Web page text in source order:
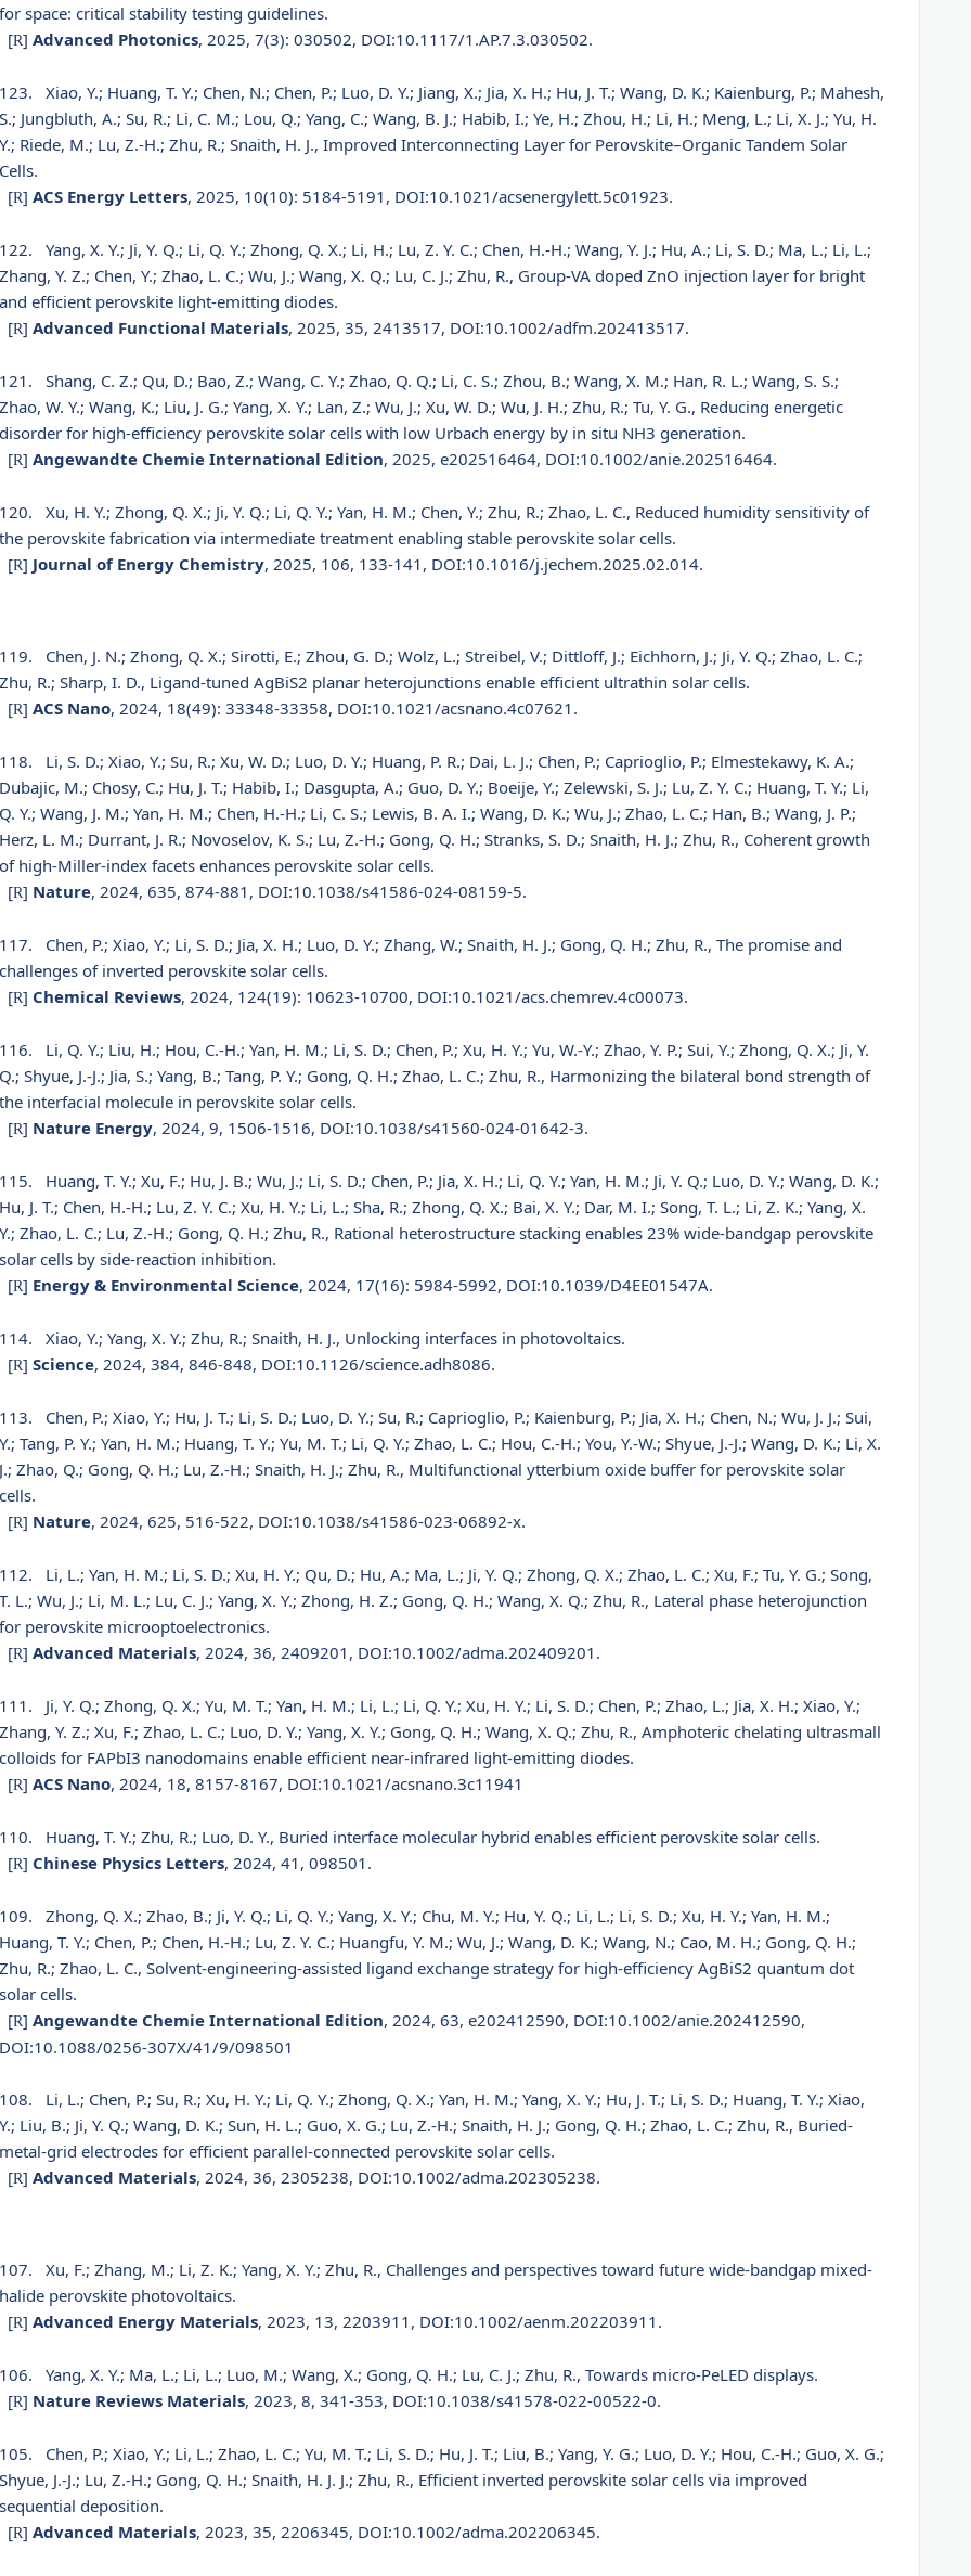
for space: critical stability testing guidelines.
[R] Advanced Photonics, 2025, 7(3): 030502, DOI:10.1117/1.AP.7.3.030502.
123.
Xiao, Y.; Huang, T. Y.; Chen, N.; Chen, P.; Luo, D. Y.; Jiang, X.; Jia, X. H.; Hu, J. T.; Wang, D. K.; Kaienburg, P.; Mahesh,
S.; Jungbluth, A.; Su, R.; Li, C. M.; Lou, Q.; Yang, C.; Wang, B. J.; Habib, I.; Ye, H.; Zhou, H.; Li, H.; Meng, L.; Li, X. J.; Yu, H.
Y.; Riede, M.; Lu, Z.-H.; Zhu, R.; Snaith, H. J., Improved Interconnecting Layer for Perovskite–Organic Tandem Solar
Cells.
[R] ACS Energy Letters, 2025, 10(10): 5184-5191, DOI:10.1021/acsenergylett.5c01923.
122.
Yang, X. Y.; Ji, Y. Q.; Li, Q. Y.; Zhong, Q. X.; Li, H.; Lu, Z. Y. C.; Chen, H.-H.; Wang, Y. J.; Hu, A.; Li, S. D.; Ma, L.; Li, L.;
Zhang, Y. Z.; Chen, Y.; Zhao, L. C.; Wu, J.; Wang, X. Q.; Lu, C. J.; Zhu, R., Group-VA doped ZnO injection layer for bright
and efficient perovskite light-emitting diodes.
[R] Advanced Functional Materials, 2025, 35, 2413517, DOI:10.1002/adfm.202413517.
121.
Shang, C. Z.; Qu, D.; Bao, Z.; Wang, C. Y.; Zhao, Q. Q.; Li, C. S.; Zhou, B.; Wang, X. M.; Han, R. L.; Wang, S. S.;
Zhao, W. Y.; Wang, K.; Liu, J. G.; Yang, X. Y.; Lan, Z.; Wu, J.; Xu, W. D.; Wu, J. H.; Zhu, R.; Tu, Y. G., Reducing energetic
disorder for high-efficiency perovskite solar cells with low Urbach energy by in situ NH3 generation.
[R] Angewandte Chemie International Edition, 2025, e202516464, DOI:10.1002/anie.202516464.
120.
Xu, H. Y.; Zhong, Q. X.; Ji, Y. Q.; Li, Q. Y.; Yan, H. M.; Chen, Y.; Zhu, R.; Zhao, L. C., Reduced humidity sensitivity of
the perovskite fabrication via intermediate treatment enabling stable perovskite solar cells.
[R] Journal of Energy Chemistry, 2025, 106, 133-141, DOI:10.1016/j.jechem.2025.02.014.
119.
Chen, J. N.; Zhong, Q. X.; Sirotti, E.; Zhou, G. D.; Wolz, L.; Streibel, V.; Dittloff, J.; Eichhorn, J.; Ji, Y. Q.; Zhao, L. C.;
Zhu, R.; Sharp, I. D., Ligand-tuned AgBiS2 planar heterojunctions enable efficient ultrathin solar cells.
[R] ACS Nano, 2024, 18(49): 33348-33358, DOI:10.1021/acsnano.4c07621.
118.
Li, S. D.; Xiao, Y.; Su, R.; Xu, W. D.; Luo, D. Y.; Huang, P. R.; Dai, L. J.; Chen, P.; Caprioglio, P.; Elmestekawy, K. A.;
Dubajic, M.; Chosy, C.; Hu, J. T.; Habib, I.; Dasgupta, A.; Guo, D. Y.; Boeije, Y.; Zelewski, S. J.; Lu, Z. Y. C.; Huang, T. Y.; Li,
Q. Y.; Wang, J. M.; Yan, H. M.; Chen, H.-H.; Li, C. S.; Lewis, B. A. I.; Wang, D. K.; Wu, J.; Zhao, L. C.; Han, B.; Wang, J. P.;
Herz, L. M.; Durrant, J. R.; Novoselov, K. S.; Lu, Z.-H.; Gong, Q. H.; Stranks, S. D.; Snaith, H. J.; Zhu, R., Coherent growth
of high-Miller-index facets enhances perovskite solar cells.
[R] Nature, 2024, 635, 874-881, DOI:10.1038/s41586-024-08159-5.
117.
Chen, P.; Xiao, Y.; Li, S. D.; Jia, X. H.; Luo, D. Y.; Zhang, W.; Snaith, H. J.; Gong, Q. H.; Zhu, R., The promise and
challenges of inverted perovskite solar cells.
[R] Chemical Reviews, 2024, 124(19): 10623-10700, DOI:10.1021/acs.chemrev.4c00073.
116.
Li, Q. Y.; Liu, H.; Hou, C.-H.; Yan, H. M.; Li, S. D.; Chen, P.; Xu, H. Y.; Yu, W.-Y.; Zhao, Y. P.; Sui, Y.; Zhong, Q. X.; Ji, Y.
Q.; Shyue, J.-J.; Jia, S.; Yang, B.; Tang, P. Y.; Gong, Q. H.; Zhao, L. C.; Zhu, R., Harmonizing the bilateral bond strength of
the interfacial molecule in perovskite solar cells.
[R] Nature Energy, 2024, 9, 1506-1516, DOI:10.1038/s41560-024-01642-3.
115.
Huang, T. Y.; Xu, F.; Hu, J. B.; Wu, J.; Li, S. D.; Chen, P.; Jia, X. H.; Li, Q. Y.; Yan, H. M.; Ji, Y. Q.; Luo, D. Y.; Wang, D. K.;
Hu, J. T.; Chen, H.-H.; Lu, Z. Y. C.; Xu, H. Y.; Li, L.; Sha, R.; Zhong, Q. X.; Bai, X. Y.; Dar, M. I.; Song, T. L.; Li, Z. K.; Yang, X.
Y.; Zhao, L. C.; Lu, Z.-H.; Gong, Q. H.; Zhu, R., Rational heterostructure stacking enables 23% wide-bandgap perovskite
solar cells by side-reaction inhibition.
[R] Energy & Environmental Science, 2024, 17(16): 5984-5992, DOI:10.1039/D4EE01547A.
114.
Xiao, Y.; Yang, X. Y.; Zhu, R.; Snaith, H. J., Unlocking interfaces in photovoltaics.
[R] Science, 2024, 384, 846-848, DOI:10.1126/science.adh8086.
113.
Chen, P.; Xiao, Y.; Hu, J. T.; Li, S. D.; Luo, D. Y.; Su, R.; Caprioglio, P.; Kaienburg, P.; Jia, X. H.; Chen, N.; Wu, J. J.; Sui,
Y.; Tang, P. Y.; Yan, H. M.; Huang, T. Y.; Yu, M. T.; Li, Q. Y.; Zhao, L. C.; Hou, C.-H.; You, Y.-W.; Shyue, J.-J.; Wang, D. K.; Li, X.
J.; Zhao, Q.; Gong, Q. H.; Lu, Z.-H.; Snaith, H. J.; Zhu, R., Multifunctional ytterbium oxide buffer for perovskite solar
cells.
[R] Nature, 2024, 625, 516-522, DOI:10.1038/s41586-023-06892-x.
112.
Li, L.; Yan, H. M.; Li, S. D.; Xu, H. Y.; Qu, D.; Hu, A.; Ma, L.; Ji, Y. Q.; Zhong, Q. X.; Zhao, L. C.; Xu, F.; Tu, Y. G.; Song,
T. L.; Wu, J.; Li, M. L.; Lu, C. J.; Yang, X. Y.; Zhong, H. Z.; Gong, Q. H.; Wang, X. Q.; Zhu, R., Lateral phase heterojunction
for perovskite microoptoelectronics.
[R] Advanced Materials, 2024, 36, 2409201, DOI:10.1002/adma.202409201.
111.
Ji, Y. Q.; Zhong, Q. X.; Yu, M. T.; Yan, H. M.; Li, L.; Li, Q. Y.; Xu, H. Y.; Li, S. D.; Chen, P.; Zhao, L.; Jia, X. H.; Xiao, Y.;
Zhang, Y. Z.; Xu, F.; Zhao, L. C.; Luo, D. Y.; Yang, X. Y.; Gong, Q. H.; Wang, X. Q.; Zhu, R., Amphoteric chelating ultrasmall
colloids for FAPbI3 nanodomains enable efficient near-infrared light-emitting diodes.
[R] ACS Nano, 2024, 18, 8157-8167, DOI:10.1021/acsnano.3c11941
110.
Huang, T. Y.; Zhu, R.; Luo, D. Y., Buried interface molecular hybrid enables efficient perovskite solar cells.
[R] Chinese Physics Letters, 2024, 41, 098501.
109.
Zhong, Q. X.; Zhao, B.; Ji, Y. Q.; Li, Q. Y.; Yang, X. Y.; Chu, M. Y.; Hu, Y. Q.; Li, L.; Li, S. D.; Xu, H. Y.; Yan, H. M.;
Huang, T. Y.; Chen, P.; Chen, H.-H.; Lu, Z. Y. C.; Huangfu, Y. M.; Wu, J.; Wang, D. K.; Wang, N.; Cao, M. H.; Gong, Q. H.;
Zhu, R.; Zhao, L. C., Solvent-engineering-assisted ligand exchange strategy for high-efficiency AgBiS2 quantum dot
solar cells.
[R] Angewandte Chemie International Edition, 2024, 63, e202412590, DOI:10.1002/anie.202412590,
DOI:10.1088/0256-307X/41/9/098501
108.
Li, L.; Chen, P.; Su, R.; Xu, H. Y.; Li, Q. Y.; Zhong, Q. X.; Yan, H. M.; Yang, X. Y.; Hu, J. T.; Li, S. D.; Huang, T. Y.; Xiao,
Y.; Liu, B.; Ji, Y. Q.; Wang, D. K.; Sun, H. L.; Guo, X. G.; Lu, Z.-H.; Snaith, H. J.; Gong, Q. H.; Zhao, L. C.; Zhu, R., Buried-
metal-grid electrodes for efficient parallel-connected perovskite solar cells.
[R] Advanced Materials, 2024, 36, 2305238, DOI:10.1002/adma.202305238.
107.
Xu, F.; Zhang, M.; Li, Z. K.; Yang, X. Y.; Zhu, R., Challenges and perspectives toward future wide-bandgap mixed-
halide perovskite photovoltaics.
[R] Advanced Energy Materials, 2023, 13, 2203911, DOI:10.1002/aenm.202203911.
106.
Yang, X. Y.; Ma, L.; Li, L.; Luo, M.; Wang, X.; Gong, Q. H.; Lu, C. J.; Zhu, R., Towards micro-PeLED displays.
[R] Nature Reviews Materials, 2023, 8, 341-353, DOI:10.1038/s41578-022-00522-0.
105.
Chen, P.; Xiao, Y.; Li, L.; Zhao, L. C.; Yu, M. T.; Li, S. D.; Hu, J. T.; Liu, B.; Yang, Y. G.; Luo, D. Y.; Hou, C.-H.; Guo, X. G.;
Shyue, J.-J.; Lu, Z.-H.; Gong, Q. H.; Snaith, H. J. J.; Zhu, R., Efficient inverted perovskite solar cells via improved
sequential deposition.
[R] Advanced Materials, 2023, 35, 2206345, DOI:10.1002/adma.202206345.